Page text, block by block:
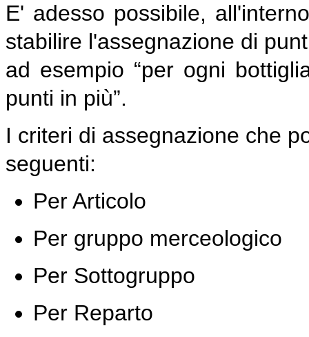
E' adesso possibile,
stabilire l'assegnazione di
ad esempio “per ogni
punti in più”.
I criteri di assegnazione che
seguenti:
Per Articolo
Per gruppo merceologico
Per Sottogruppo
Per Reparto